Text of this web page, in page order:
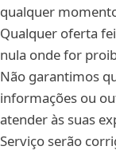
qualquer
Qualquer oferta
nula onde for
Não garantimos
informações ou
atender às suas
Serviço serão